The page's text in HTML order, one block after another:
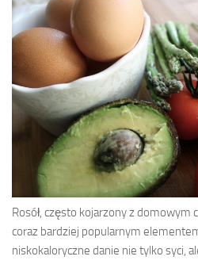
Rosół, często kojarzony z domowym
coraz bardziej popularnym
niskokaloryczne danie nie tylko syci,